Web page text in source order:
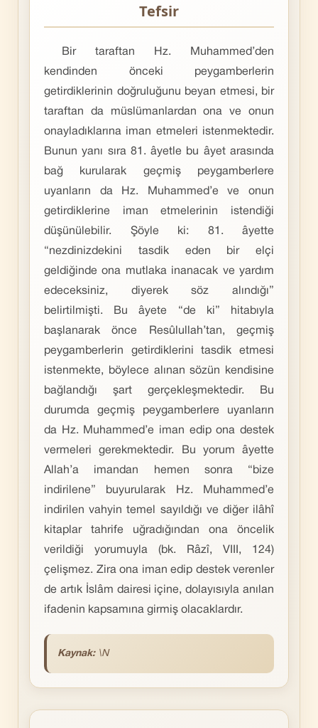
Tefsir
Bir taraftan Hz. Muhammed’den
kendinden önceki peygamberlerin
getirdiklerinin doğruluğunu beyan etmesi, bir
taraftan da müslümanlardan ona ve onun
onayladıklarına iman etmeleri istenmektedir.
Bunun yanı sıra 81. âyetle bu âyet arasında
bağ kurularak geçmiş peygamberlere
uyanların da Hz. Muhammed’e ve onun
getirdiklerine iman etmelerinin istendiği
düşünülebilir. Şöyle ki: 81. âyette
“nezdinizdekini tasdik eden bir elçi
geldiğinde ona mutlaka inanacak ve yardım
edeceksiniz, diyerek söz alındığı”
belirtilmişti. Bu âyete “de ki” hitabıyla
başlanarak önce Resûlullah’tan, geçmiş
peygamberlerin getirdiklerini tasdik etmesi
istenmekte, böylece alınan sözün kendisine
bağlandığı şart gerçekleşmektedir. Bu
durumda geçmiş peygamberlere uyanların
da Hz. Muhammed’e iman edip ona destek
vermeleri gerekmektedir. Bu yorum âyette
Allah’a imandan hemen sonra “bize
indirilene” buyurularak Hz. Muhammed’e
indirilen vahyin temel sayıldığı ve diğer ilâhî
kitaplar tahrife uğradığından ona öncelik
verildiği yorumuyla (bk. Râzî, VIII, 124)
çelişmez. Zira ona iman edip destek verenler
de artık İslâm dairesi içine, dolayısıyla anılan
ifadenin kapsamına girmiş olacaklardır.
Kaynak: \N